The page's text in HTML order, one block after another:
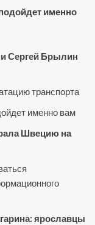
именно
Сергей Брылин
транспорта
именно вам
Швецию на
ярославцы